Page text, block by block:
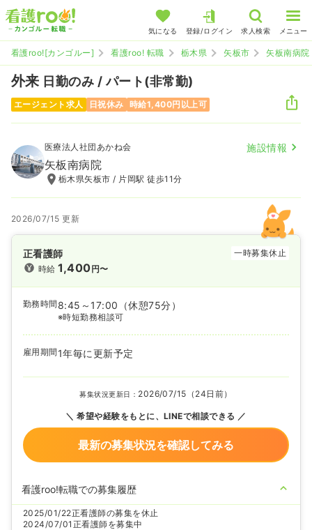
気になる 登録/ログイン 求人検索 メニュー
看護roo![カンゴルー] 看護roo! 転職 栃木県 矢板市 矢板南病院
外来 日勤のみ / パート(非常勤)
エージェント求人 日祝休み 時給1,400円以上可
医療法人社団あかね会 施設情報
矢板南病院
栃木県矢板市 / 片岡駅 徒歩11分
2026/07/15 更新
正看護師
一時募集休止
時給1,400円〜
勤務時間 8:45～17:00 （休憩75分）
※時短勤務相談可
雇用期間 1年毎に更新予定
募集状況更新日： 2026/07/15（24日前）
希望や経験をもとに、LINEで相談できる
最新の募集状況を確認してみる
看護roo!転職での募集履歴
2025/01/22正看護師の募集を休止
2024/07/01 正看護師を募集中